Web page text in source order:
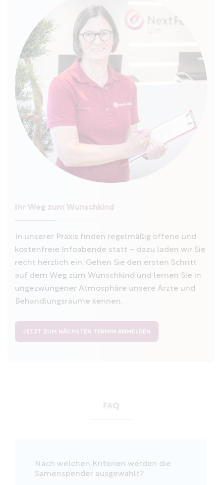
Ihr Weg zum Wunschkind
In unserer Praxis finden regelmäßig offene und
kostenfreie Infoabende statt – dazu laden wir Sie
recht herzlich ein. Gehen Sie den ersten Schritt
auf dem Weg zum Wunschkind und lernen Sie in
ungezwungener Atmosphäre unsere Ärzte und
Behandlungsräume kennen.
JETZT ZUM NÄCHSTEN TERMIN ANMELDEN
FAQ
Nach welchen Kriterien werden die
Samenspender ausgewählt?